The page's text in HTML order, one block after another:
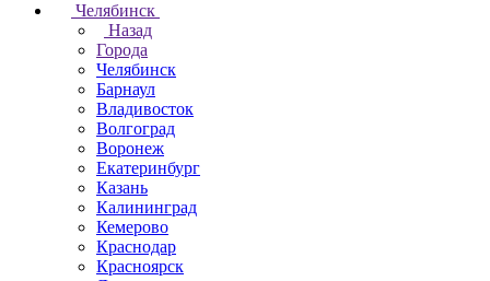
Челябинск
Назад
Города
Челябинск
Барнаул
Владивосток
Волгоград
Воронеж
Екатеринбург
Казань
Калининград
Кемерово
Краснодар
Красноярск